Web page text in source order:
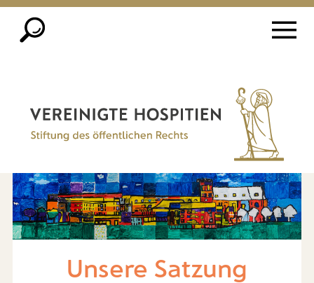
Unsere Satzung